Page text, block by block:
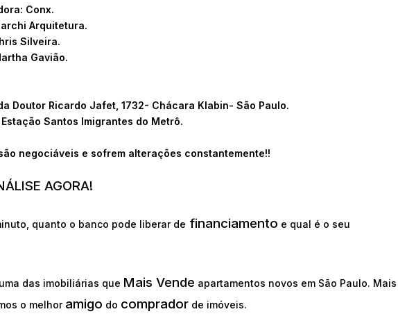
Conx.
Arquitetura.
Silveira.
Gavião.
Doutor Ricardo Jafet, 1732- Chácara Klabin- São Paulo.
Santos Imigrantes do Metrô.
negociáveis e sofrem alterações constantemente!!
AGORA!
quanto o banco pode liberar de financiamento e qual é o seu
das imobiliárias que Mais Vende apartamentos novos em São Paulo. Mais
o melhor amigo do comprador de imóveis.